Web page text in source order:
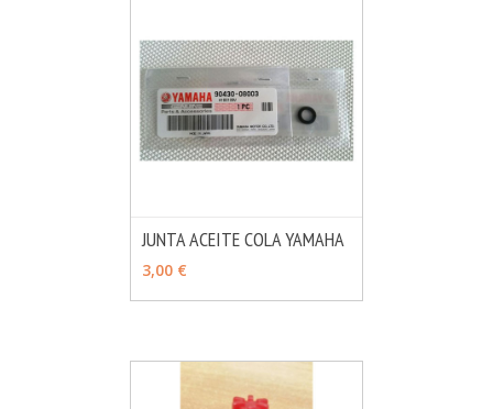
JUNTA ACEITE COLA YAMAHA
3,00 €